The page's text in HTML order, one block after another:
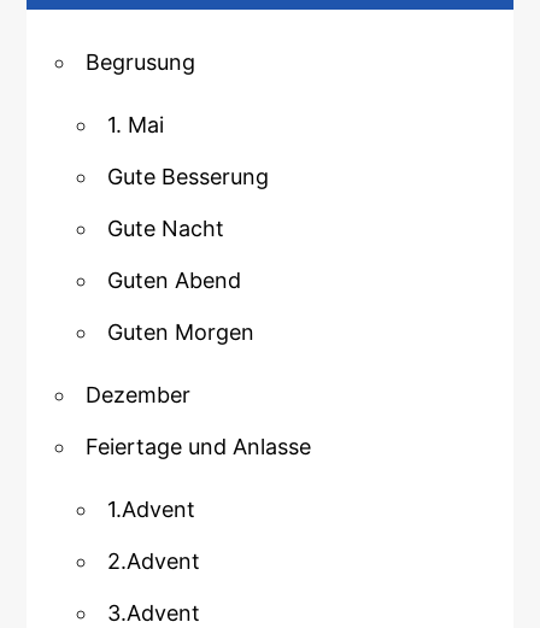
Begrusung
1. Mai
Gute Besserung
Gute Nacht
Guten Abend
Guten Morgen
Dezember
Feiertage und Anlasse
1.Advent
2.Advent
3.Advent